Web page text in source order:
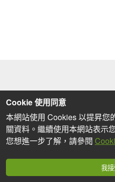
Cookie 使用同意
本網站使用 Cookies 以提昇您
關資料。繼續使用本網站表示
您想進一步了解，請參閱
我接